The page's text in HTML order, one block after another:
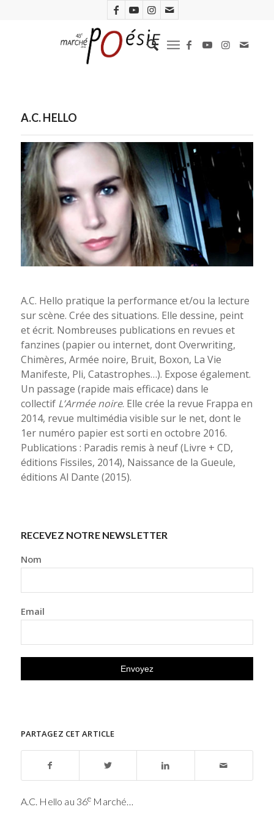
A.C. HELLO
A.C. Hello pratique la performance et/ou la lecture
sur scène. Crée des situations. Elle dessine, peint
et écrit. Nombreuses publications en revues et
fanzines (papier ou internet, dont Overwriting,
Chimères, Armée noire, Bruit, Boxon, La Vie
Manifeste, Pli, Catastrophes…). Expose également.
Un passage (rapide mais efficace) dans le
collectif L’Armée noire. Elle crée la revue Frappa en
2014, revue multimédia visible sur le net, dont le
1er numéro papier est sorti en octobre 2016.
Publications : Paradis remis à neuf (Livre + CD,
éditions Fissiles, 2014), Naissance de la Gueule,
éditions Al Dante (2015).
RECEVEZ NOTRE NEWSLETTER
Nom
Email
PARTAGEZ CET ARTICLE
A.C. Hello au 36e Marché…